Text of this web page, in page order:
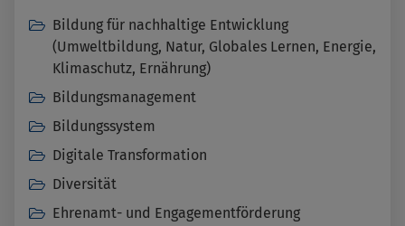
Bildung für nachhaltige Entwicklung
(Umweltbildung, Natur, Globales Lernen, Energie,
Klimaschutz, Ernährung)
Bildungsmanagement
Bildungssystem
Digitale Transformation
Diversität
Ehrenamt- und Engagementförderung